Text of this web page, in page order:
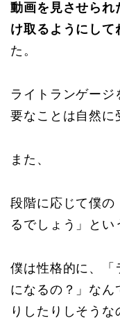
動画を見させられ
け取るようにして
た。
ライトランゲー
要なことは自然に
また、
段階に応じて僕の
るでしょう」とい
僕は性格的に、「
になるの？」なん
りしたりしそうな